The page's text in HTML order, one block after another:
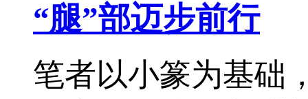
“腿”部迈步前行
笔者以小篆为基础